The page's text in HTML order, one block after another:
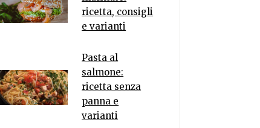
ricetta, consigli
e varianti
Pasta al
salmone:
ricetta senza
panna e
varianti